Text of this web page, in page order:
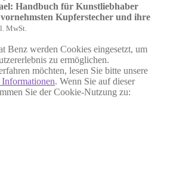
Handbuch für Kunstliebhaber
Kupferstecher und ihre
MwSt.
Benz werden Cookies eingesetzt, um
zu ermöglichen.
möchten, lesen Sie bitte unsere
. Wenn Sie auf dieser
Sie der Cookie-Nutzung zu: